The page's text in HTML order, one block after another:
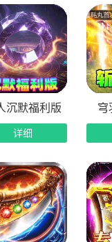
厮杀，争夺全服至
沉默福利版
详细
穹